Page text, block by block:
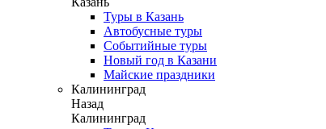
Туры в Казань
Автобусные туры
Событийные туры
Новый год в Казани
Майские праздники
Калининград
Назад
Калининград